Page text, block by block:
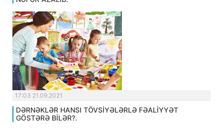
17:03 21.09.2021
DƏRNƏKLƏR HANSI TÖVSİYƏLƏRLƏ FƏALİYYƏT
GÖSTƏRƏ BİLƏR?.